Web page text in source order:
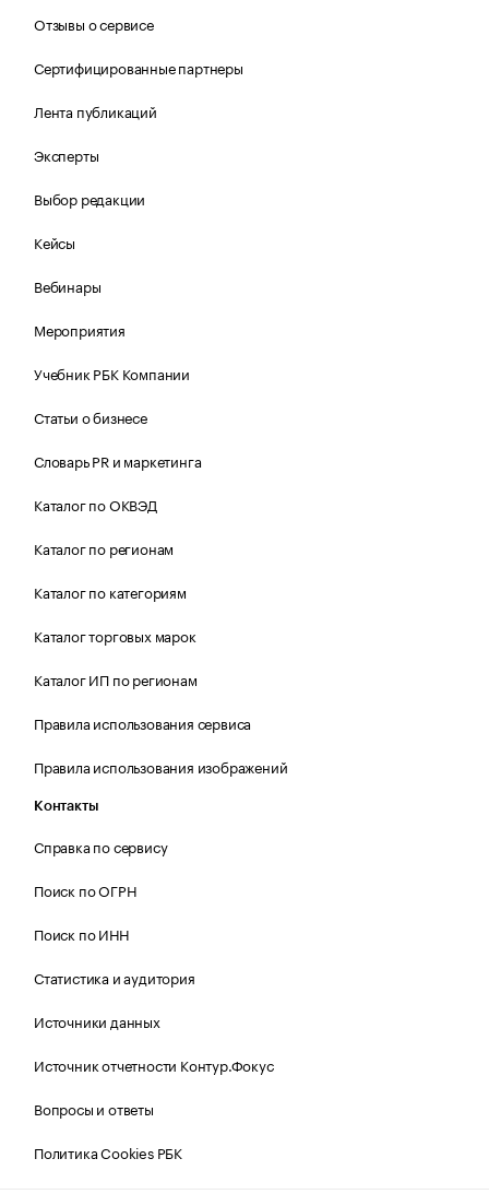
Отзывы о сервисе
Сертифицированные партнеры
Лента публикаций
Эксперты
Выбор редакции
Кейсы
Вебинары
Мероприятия
Учебник РБК Компании
Статьи о бизнесе
Словарь PR и маркетинга
Каталог по ОКВЭД
Каталог по регионам
Каталог по категориям
Каталог торговых марок
Каталог ИП по регионам
Правила использования сервиса
Правила использования изображений
Контакты
Справка по сервису
Поиск по ОГРН
Поиск по ИНН
Статистика и аудитория
Источники данных
Источник отчетности Контур.Фокус
Вопросы и ответы
Политика Cookies РБК